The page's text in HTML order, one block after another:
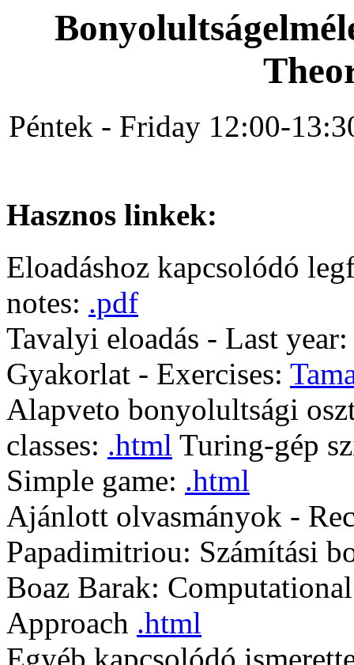
Péntek - Friday 12:00-
Hasznos linkek:
Eloadáshoz kapcsolódó
notes: .pdf
Tavalyi eloadás - Last
Gyakorlat - Exercises:
Alapveto bonyolultsági
classes: .html Turing-gép
Simple game: .html
Ajánlott olvasmányok -
Papadimitriou: Számítási
Boaz Barak:
Approach .html